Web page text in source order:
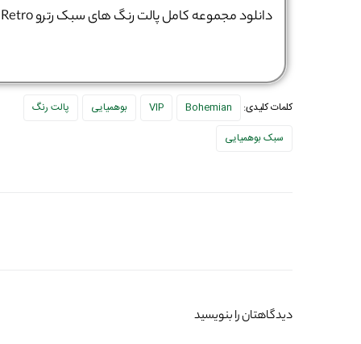
دانلود مجموعه کامل پالت رنگ‌ های سبک رترو Retro
کلمات کلیدی: Bohemian
VIP بوهمیایی
پالت رنگ
سبک بوهمیایی
دیدگاهتان را بنویسید